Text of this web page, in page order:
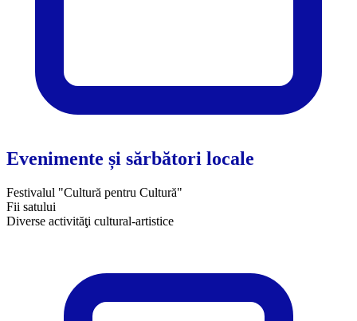
Evenimente și sărbători locale
Festivalul "Cultură pentru Cultură"
Fii satului
Diverse activităţi cultural-artistice